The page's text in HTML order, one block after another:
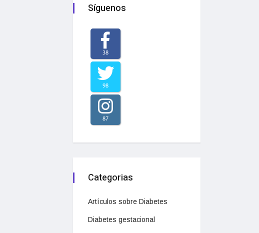
Síguenos
38
98
87
Categorias
Artículos sobre Diabetes
Diabetes gestacional